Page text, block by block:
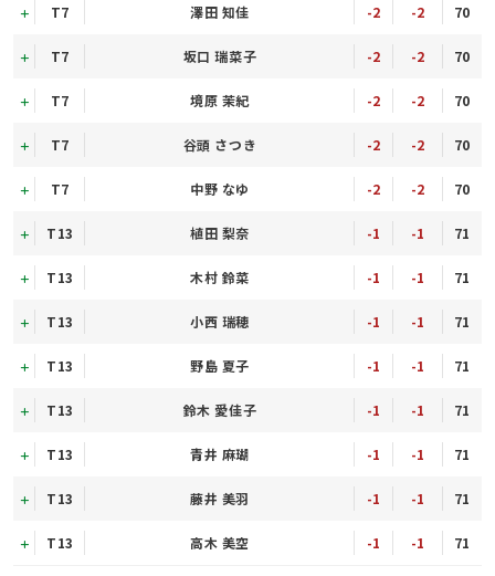
T7 澤田 知佳 -2 -2 70
T7 坂口 瑞菜子 -2 -2 70
T7 境原 茉紀 -2 -2 70
T7 谷頭 さつき -2 -2 70
T7 中野 なゆ -2 -2 70
T13 植田 梨奈 -1 -1 71
T13 木村 鈴菜 -1 -1 71
T13 小西 瑞穂 -1 -1 71
T13 野島 夏子 -1 -1 71
T13 鈴木 愛佳子 -1 -1 71
T13 青井 麻瑚 -1 -1 71
T13 藤井 美羽 -1 -1 71
T13 高木 美空 -1 -1 71